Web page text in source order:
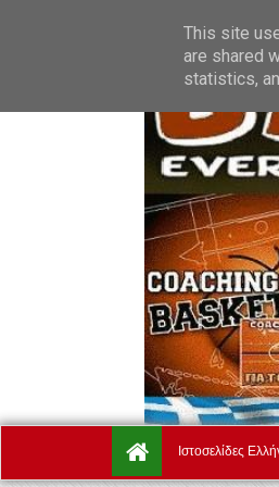
Saturday, August 8.
Ιστοσελίδες
This site
are shared
statistics,